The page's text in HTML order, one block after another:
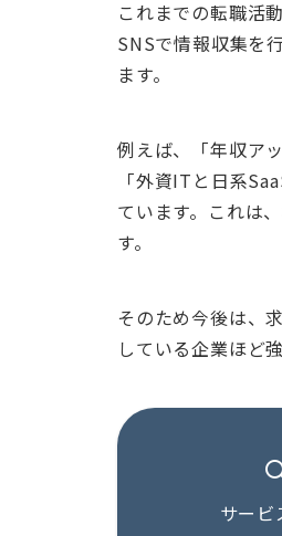
これまでの転職活
SNSで情報収集を
ます。
例えば、「年収ア
「外資ITと日系
ています。これは
す。
そのため今後は、
している企業ほど
サービ